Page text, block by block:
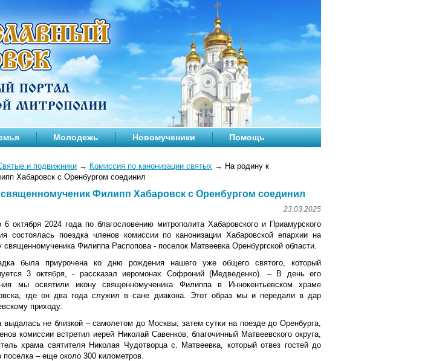
Молодежь Новомученики Помощь
и подвижники → Комиссия по канонизации святых → На родину к
Хабаровск с Оренбургом соединил
священномученик Филипп Хабаровск с Оренбургом соединил
23.03.2025
октября 2024 года по благословению митрополита Хабаровского и Приамурского
состоялась поездка членов комиссии по канонизации Хабаровской епархии на
священномученика Филиппа Распопова - поселок Матвеевка Оренбургской области.
была приурочена ко дню рождения нашего уже общего святого, который
3 октября, - рассказал иеромонах Софроний (Медведенко). – В день его
мы освятили икону священномученика Филиппа в Иннокентьевском храме
где он два года служил в сане диакона. Этот образ мы и передали в дар
приходу.
выдалась не близкой – самолетом до Москвы, затем сутки на поезде до Оренбурга,
комиссии встретил иерей Николай Савенков, благочинный Матвеевского округа,
храма святителя Николая Чудотворца с. Матвеевка, который отвез гостей до
поселка – еще около 300 километров.